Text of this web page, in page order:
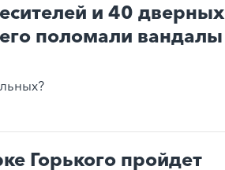
и 40 дверных
поломали вандалы
Горького пройдет